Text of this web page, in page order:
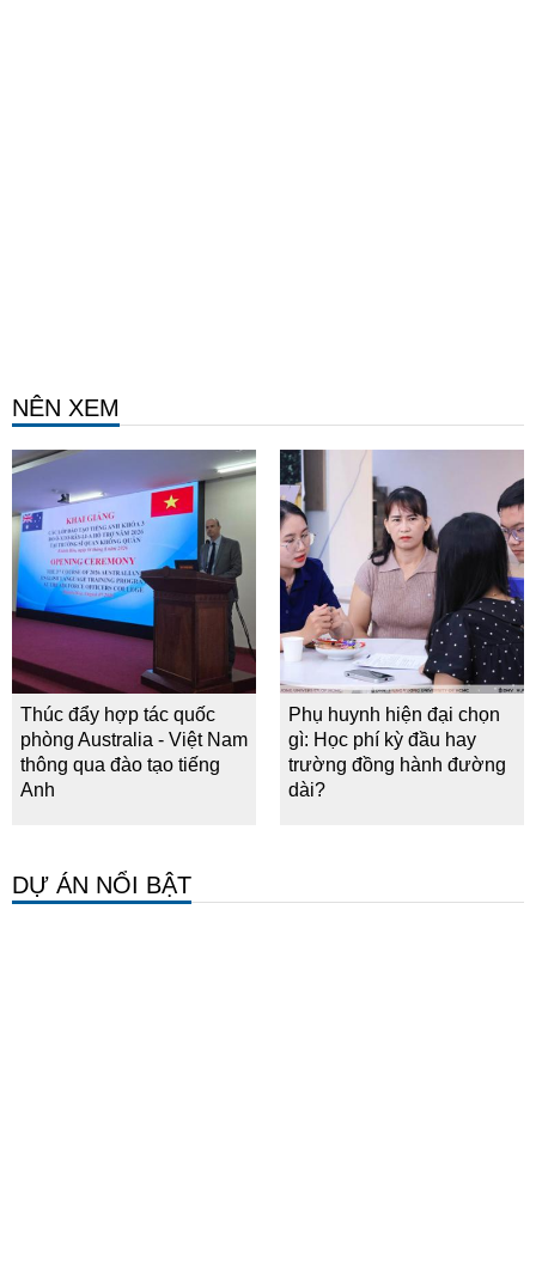
NÊN XEM
Thúc đẩy hợp tác quốc
phòng Australia - Việt Nam
thông qua đào tạo tiếng
Anh
Phụ huynh hiện đại chọn
gì: Học phí kỳ đầu hay
trường đồng hành đường
dài?
DỰ ÁN NỔI BẬT